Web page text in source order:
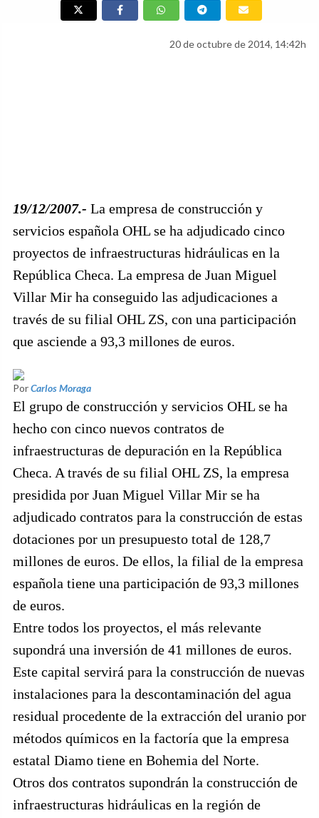
20 de octubre de 2014, 14:42h
19/12/2007.- La empresa de construcción y
servicios española OHL se ha adjudicado cinco
proyectos de infraestructuras hidráulicas en la
República Checa. La empresa de Juan Miguel
Villar Mir ha conseguido las adjudicaciones a
través de su filial OHL ZS, con una participación
que asciende a 93,3 millones de euros.
PorCarlos Moraga
El grupo de construcción y servicios OHL se ha
hecho con cinco nuevos contratos de
infraestructuras de depuración en la República
Checa. A través de su filial OHL ZS, la empresa
presidida por Juan Miguel Villar Mir se ha
adjudicado contratos para la construcción de estas
dotaciones por un presupuesto total de 128,7
millones de euros. De ellos, la filial de la empresa
española tiene una participación de 93,3 millones
de euros.
Entre todos los proyectos, el más relevante
supondrá una inversión de 41 millones de euros.
Este capital servirá para la construcción de nuevas
instalaciones para la descontaminación del agua
residual procedente de la extracción del uranio por
métodos químicos en la factoría que la empresa
estatal Diamo tiene en Bohemia del Norte.
Otros dos contratos supondrán la construcción de
infraestructuras hidráulicas en la región de